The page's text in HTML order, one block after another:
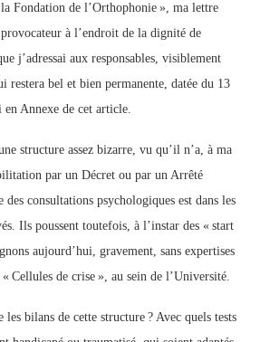
Fondation de l’Orthophonie », ma lettre
à l’endroit de la dignité de
j’adressai aux responsables, visiblement
restera bel et bien permanente, datée du 13
Annexe de cet article.
structure assez bizarre, vu qu’il n’a, à ma
par un Décret ou par un Arrêté
consultations psychologiques est dans les
Ils poussent toutefois, à l’instar des « start
aujourd’hui, gravement, sans expertises
Cellules de crise », au sein de l’Université.
les bilans de cette structure ? Avec quels tests